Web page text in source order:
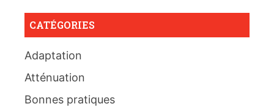
CATÉGORIES
Adaptation
Atténuation
Bonnes pratiques